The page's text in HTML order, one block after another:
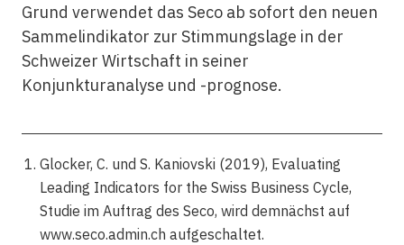
Grund verwendet das Seco ab sofort den neuen
Sammelindikator zur Stimmungslage in der
Schweizer Wirtschaft in seiner
Konjunkturanalyse und -prognose.
Glocker, C. und S. Kaniovski (2019), Evaluating
Leading Indicators for the Swiss Business Cycle,
Studie im Auftrag des Seco, wird demnächst auf
www.seco.admin.ch aufgeschaltet.